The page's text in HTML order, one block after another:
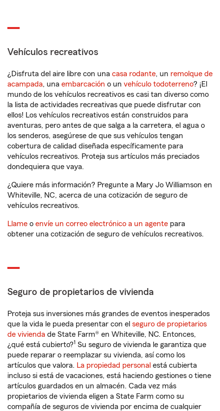
Vehículos recreativos
¿Disfruta del aire libre con una casa rodante, un remolque de
acampada, una embarcación o un vehículo todoterreno? ¡El
mundo de los vehículos recreativos es casi tan diverso como
la lista de actividades recreativas que puede disfrutar con
ellos! Los vehículos recreativos están construidos para
aventuras, pero antes de que salga a la carretera, el agua o
los senderos, asegúrese de que sus vehículos tengan
cobertura de calidad diseñada específicamente para
vehículos recreativos. Proteja sus artículos más preciados
dondequiera que vaya.
¿Quiere más información? Pregunte a Mary Jo Williamson en
Whiteville, NC, acerca de una cotización de seguro de
vehículos recreativos.
Llame o envíe un correo electrónico a un agente para
obtener una cotización de seguro de vehículos recreativos.
Seguro de propietarios de vivienda
Proteja sus inversiones más grandes de eventos inesperados
que la vida le pueda presentar con el seguro de propietarios
de vivienda de State Farm® en Whiteville, NC. Entonces,
¿qué está cubierto?1 Su seguro de vivienda le garantiza que
puede reparar o reemplazar su vivienda, así como los
artículos que valora. La propiedad personal está cubierta
incluso si está de vacaciones, está haciendo gestiones o tiene
artículos guardados en un almacén. Cada vez más
propietarios de vivienda eligen a State Farm como su
compañía de seguros de vivienda por encima de cualquier